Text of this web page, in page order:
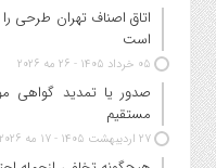
اتاق اصناف تهران طرحی را
است
05 خرداد 1405 - 26 مه 2026
مستقیم
27 اردیبهشت 1405 - 17 مه 2026